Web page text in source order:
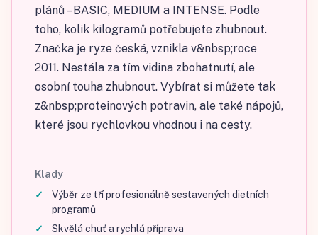
plánů – BASIC, MEDIUM a INTENSE. Podle
toho, kolik kilogramů potřebujete zhubnout.
Značka je ryze česká, vznikla v&nbsp;roce
2011. Nestála za tím vidina zbohatnutí, ale
osobní touha zhubnout. Vybírat si můžete tak
z&nbsp;proteinových potravin, ale také nápojů,
které jsou rychlovkou vhodnou i na cesty.
Klady
Výběr ze tří profesionálně sestavených dietních
programů
Skvělá chuť a rychlá příprava